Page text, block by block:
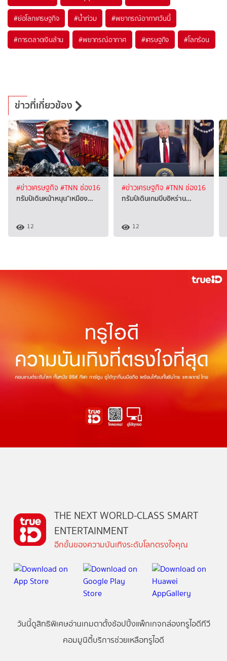
#ย่อโลกเศรษฐกิจ #น้ำท่วม #พยากรณ์อากาศวันนี้
#การตลาดเงินล้าน #พยากรณ์อากาศ #เศรษฐกิจ #โลกร้อน
ข่าวที่เกี่ยวข้อง
#ข่าวเศรษฐกิจ #TNN ช่อง16
ทรัมป์เดินหน้าหนุน"เหมือง…
12
#ข่าวเศรษฐกิจ #TNN ช่อง16
ทรัมป์เดินเกมบีบอิหร่าน…
12
THE NEXT WORLD-CLASS SMART
ENTERTAINMENT
อีกขั้นของความบันเทิงระดับโลกตรงใจคุณ
วันนี้ดูสิทธิพิเศษอ่านเกมตาตั้งช้อปปิ้งแพ็กเกจกล่องทรูไอดีทีวี
คอมมูนิตี้บริการช่วยเหลือทรูไอดี